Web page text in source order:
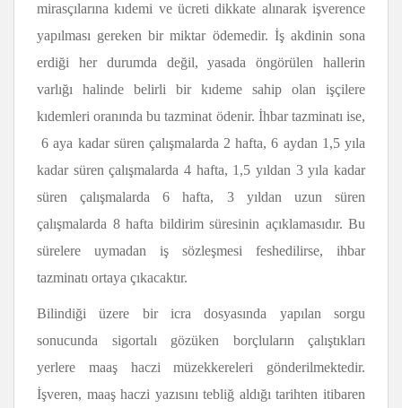
mirasçılarına kıdemi ve ücreti dikkate alınarak işverence
yapılması gereken bir miktar ödemedir. İş akdinin sona
erdiği her durumda değil, yasada öngörülen hallerin
varlığı halinde belirli bir kıdeme sahip olan işçilere
kıdemleri oranında bu tazminat ödenir. İhbar tazminatı ise,
6 aya kadar süren çalışmalarda 2 hafta, 6 aydan 1,5 yıla
kadar süren çalışmalarda 4 hafta, 1,5 yıldan 3 yıla kadar
süren çalışmalarda 6 hafta, 3 yıldan uzun süren
çalışmalarda 8 hafta bildirim süresinin açıklamasıdır. Bu
sürelere uymadan iş sözleşmesi feshedilirse, ihbar
tazminatı ortaya çıkacaktır.
Bilindiği üzere bir icra dosyasında yapılan sorgu
sonucunda sigortalı gözüken borçluların çalıştıkları
yerlere maaş haczi müzekkereleri gönderilmektedir.
İşveren, maaş haczi yazısını tebliğ aldığı tarihten itibaren